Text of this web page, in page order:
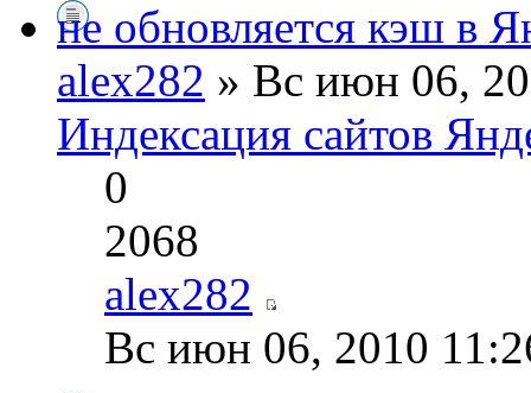
не обновляется кэш в
alex282 » Вс июн 06,
Индексация сайтов
0
2068
alex282
Вс июн 06, 2010